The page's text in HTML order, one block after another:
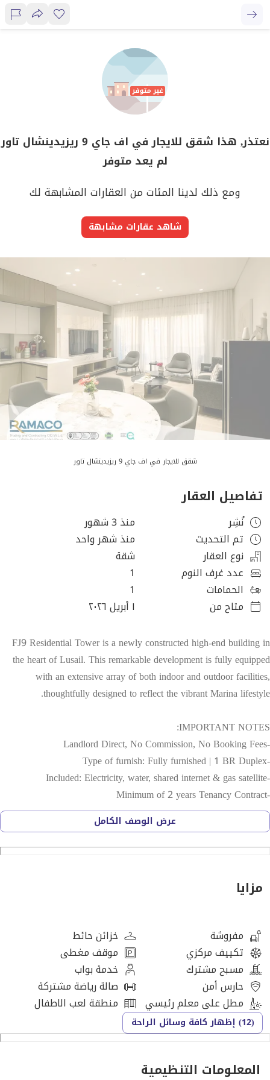
نعتذر, هذا شقق للايجار في اف جاي 9 ريزيدينشال تاور
لم يعد متوفر
ومع ذلك لدينا المئات من العقارات المشابهة لك
شاهد عقارات مشابهة
شقق للايجار في اف جاي 9 ريزيدينشال تاور
تفاصيل العقار
نُشِر
منذ 3 شهور
تم التحديث
منذ شهر واحد
نوع العقار
شقة
عدد غرف النوم
1
الحمامات
1
متاح من
١ أبريل ٢٠٢٦
FJ9 Residential Tower is a newly constructed high-end building in
the heart of Lusail. This remarkable development is fully equipped
with an extensive array of both indoor and outdoor facilities,
thoughtfully designed to reflect the vibrant Marina lifestyle.
IMPORTANT NOTES:
-Landlord Direct, No Commission, No Booking Fees
-Type of furnish: Fully furnished | 1 BR Duplex
-Included: Electricity, water, shared internet & gas satellite
-Minimum of 2 years Tenancy Contract
-Availability: Immediate occupancy
-Lease offer: Mid floor QAR 11,500 | High floor QAR 12,000
-Validity: 01 JUL 2026 to 31 JUL 2026
availability.
Dining area, Open Kitchen
Living room
Balcony
1 Parking space
Other flats available:
عرض الوصف الكامل
مزايا
مفروشة
خزائن حائط
تكييف مركزي
موقف مغطى
مسبح مشترك
خدمة بواب
حارس أمن
صالة رياضة مشتركة
مطل على معلم رئيسي
منطقة لعب الاطفال
(12) إظهار كافة وسائل الراحة
المعلومات التنظيمية